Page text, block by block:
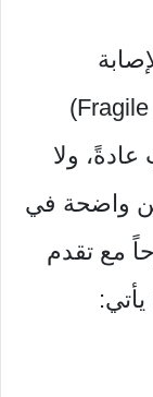
بمتلازمة كروموسوم X الهش (Fragile X)
ولا
واضحة في
مع تقدم